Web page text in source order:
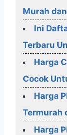
Murah
Ini
Terbaru
Harga
Cocok
Harga
Termurah
Harga